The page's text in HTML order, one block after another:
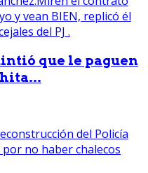
que le paguen